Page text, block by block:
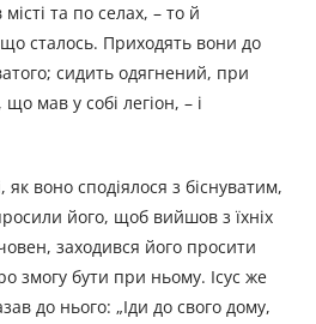
та по селах, – то й
сталось. Приходять вони до
сидить одягнений, при
мав у собі легіон, – і
як воно сподіялося з біснуватим,
його, щоб вийшов з їхніх
заходився його просити
змогу бути при ньому. Ісус же
до нього: „Іди до свого дому,